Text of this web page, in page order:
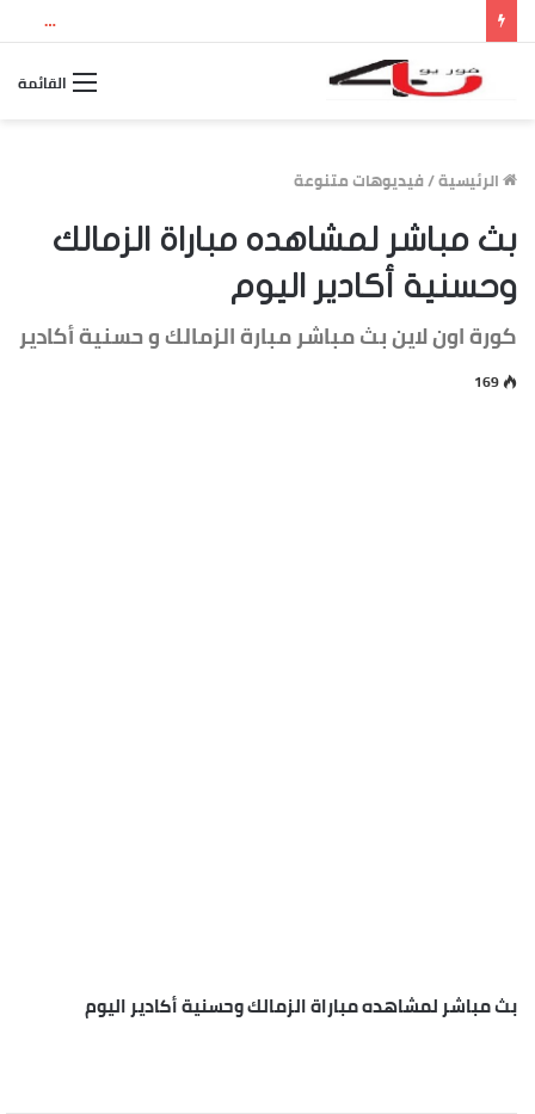
نتيجة الثانوية العامة 2026 بالاسم ورقم الجلوس.. استعلم الآن عن درجاتك والمجموع الكلي
القائمة
الرئيسية/فيديوهات متنوعة
بث مباشر لمشاهده مباراة الزمالك
وحسنية أكادير اليوم
كورة اون لاين بث مباشر مبارة الزمالك و حسنية أكادير
169
بث مباشر لمشاهده مباراة الزمالك وحسنية أكادير اليوم